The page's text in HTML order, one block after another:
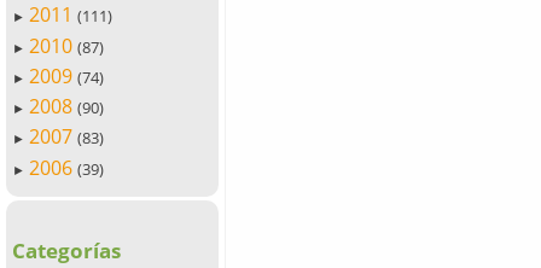
► 2011 (111)
► 2010 (87)
► 2009 (74)
► 2008 (90)
► 2007 (83)
► 2006 (39)
Categorías